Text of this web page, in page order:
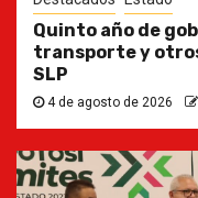
Quinto año de
transporte y
SLP
4 de agosto de 2026